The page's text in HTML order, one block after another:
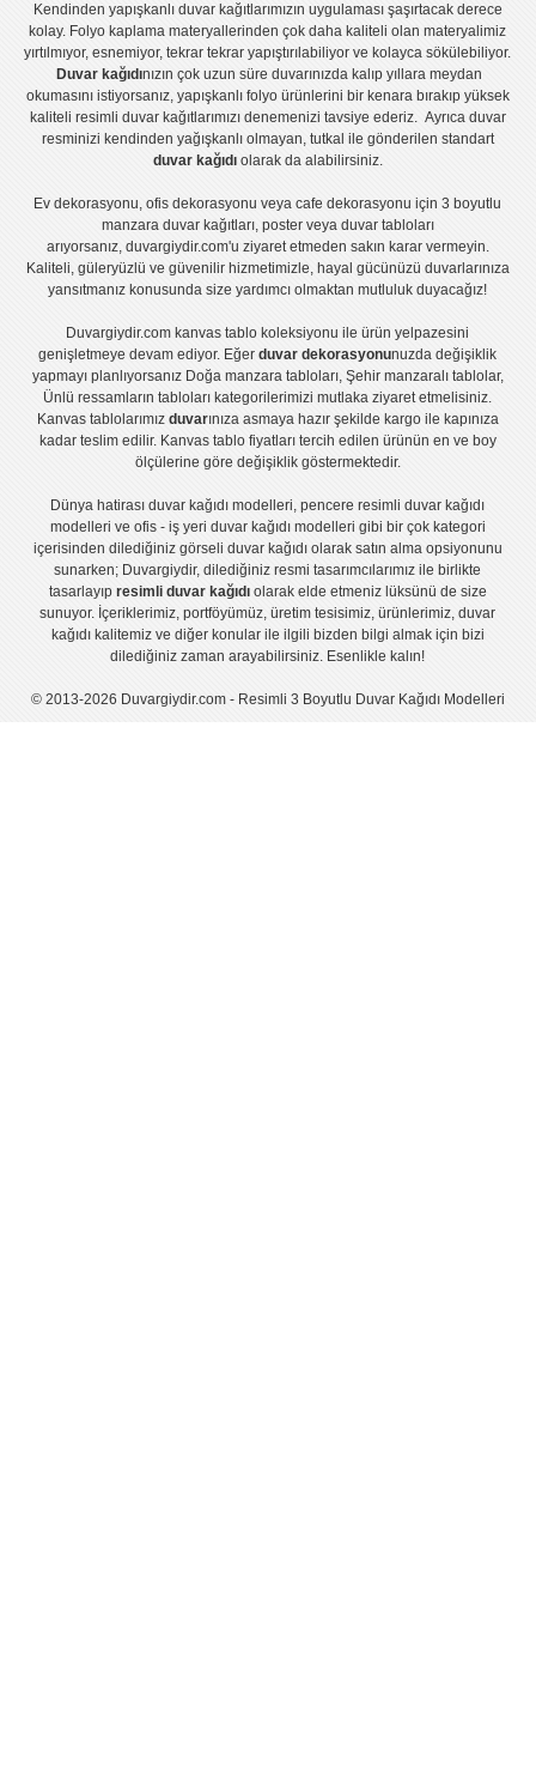
Kendinden yapışkanlı duvar kağıtlarımızın uygulamasışaşırtacak derece
kolay. Folyo kaplama materyallerinden çok daha kaliteli olanmateryalimiz
yırtılmıyor, esnemiyor, tekrar tekrar yapıştırılabiliyor ve kolayca sökülebiliyor.
Duvar kağıdınızın çok uzun süre duvarınızda kalıp yıllara meydan
okumasını istiyorsanız, yapışkanlı folyoürünlerini bir kenara bırakıp yüksek
kaliteli resimli duvar kağıtlarımızı denemenizi tavsiye ederiz. Ayrıca duvar
resminizi kendinden yağışkanlı olmayan, tutkal ile gönderilen standart
duvar kağıdıolarak da alabilirsiniz.
Ev dekorasyonu,ofis dekorasyonu veyacafe dekorasyonu için3 boyutlu
manzara duvar kağıtları, posterveya duvar tabloları
arıyorsanız, duvargiydir.com'u ziyaret etmeden sakın karar vermeyin.
Kaliteli, güleryüzlü ve güvenilir hizmetimizle, hayal gücünüzü duvarlarınıza
yansıtmanız konusunda size yardımcı olmaktan mutluluk duyacağız!
Duvargiydir.com kanvas tablo koleksiyonu ile ürün yelpazesini
genişletmeye devam ediyor. Eğerduvar dekorasyonunuzda değişiklik
yapmayı planlıyorsanız Doğa manzara tabloları, Şehir manzaralı tablolar,
Ünlü ressamların tabloları kategorilerimizi mutlaka ziyaret etmelisiniz.
Kanvas tablolarımız duvarınıza asmaya hazır şekilde kargo ile kapınıza
kadar teslim edilir. Kanvas tablo fiyatlarıtercih edilen ürünün en ve boy
ölçülerine göre değişiklik göstermektedir.
Dünya hatirası duvar kağıdı modelleri,pencere resimli duvar kağıdı
modelleri ve ofis - iş yeri duvar kağıdı modelleri gibi bir çok kategori
içerisinden dilediğiniz görseli duvar kağıdı olarak satın alma opsiyonunu
sunarken; Duvargiydir, dilediğiniz resmi tasarımcılarımız ile birlikte
tasarlayıp resimli duvar kağıdıolarak elde etmeniz lüksünü de size
sunuyor. İçeriklerimiz, portföyümüz, üretim tesisimiz, ürünlerimiz, duvar
kağıdı kalitemiz ve diğer konular ile ilgili bizden bilgi almak için bizi
dilediğiniz zaman arayabilirsiniz. Esenlikle kalın!
© 2013-2026 Duvargiydir.com - Resimli 3 Boyutlu Duvar Kağıdı Modelleri